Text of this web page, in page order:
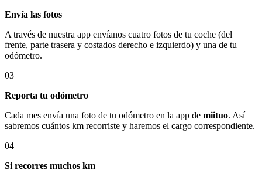
Envía las fotos
A través de nuestra app envíanos cuatro fotos de tu coche (del
frente, parte trasera y costados derecho e izquierdo) y una de tu
odómetro.
03
Reporta tu odómetro
Cada mes envía una foto de tu odómetro en la app de miituo. Así
sabremos cuántos km recorriste y haremos el cargo correspondiente.
04
Si recorres muchos km